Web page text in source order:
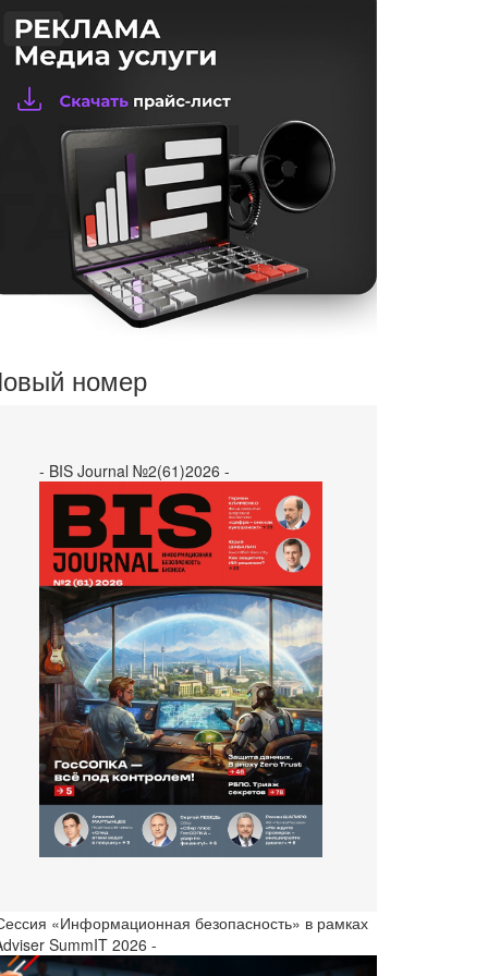
номер
- BIS Journal №2(61)2026 -
«Информационная безопасность» в рамках
SummIT 2026 -